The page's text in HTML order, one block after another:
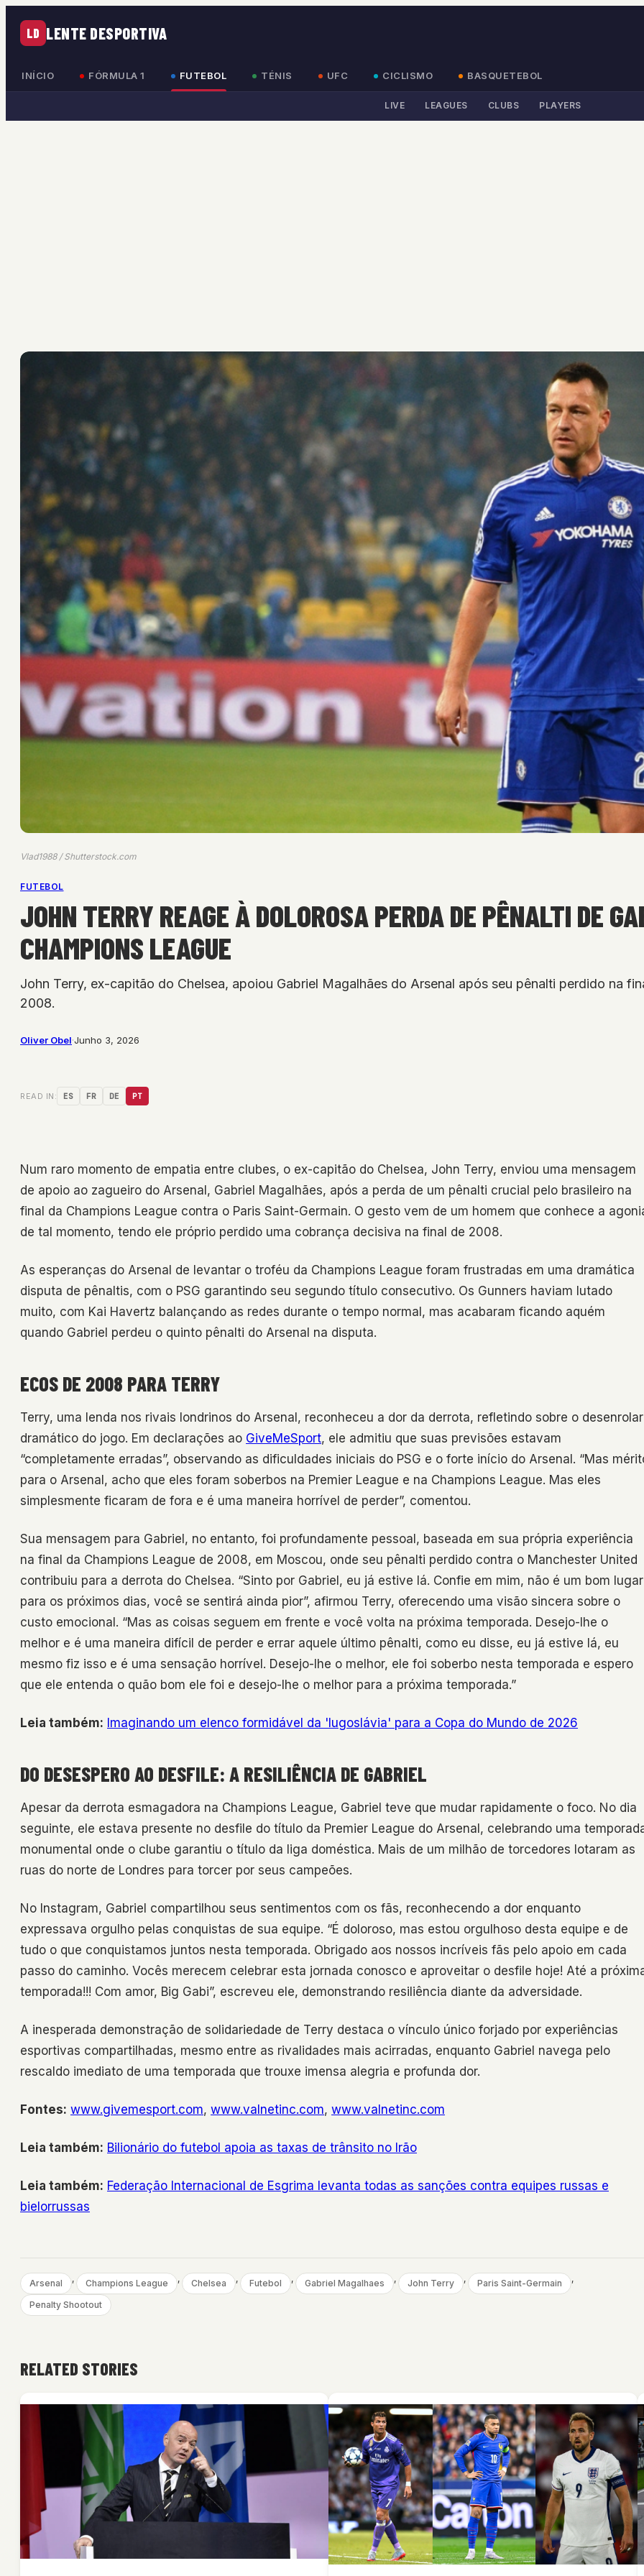
LD LENTE DESPORTIVA
INÍCIO FÓRMULA 1 FUTEBOL TÉNIS UFC CICLISMO BASQUETEBOL
LIVE LEAGUES CLUBS PLAYERS
Vlad1988 / Shutterstock.com
FUTEBOL
JOHN TERRY REAGE À DOLOROSA PERDA DE PÊNALTI DE
CHAMPIONS LEAGUE
John Terry, ex-capitão do Chelsea, apoiou Gabriel Magalhães do Arsenal após seu pênalti perdido na
2008.
Oliver Obel·Junho 3, 2026
READ IN: ES FR DE PT
Num raro momento de empatia entre clubes, o ex-capitão do Chelsea, John Terry, enviou uma mensagem
de apoio ao zagueiro do Arsenal, Gabriel Magalhães, após a perda de um pênalti crucial pelo brasileiro na
final da Champions League contra o Paris Saint-Germain. O gesto vem de um homem que conhece a
de tal momento, tendo ele próprio perdido uma cobrança decisiva na final de 2008.
As esperanças do Arsenal de levantar o troféu da Champions League foram frustradas em uma dramática
disputa de pênaltis, com o PSG garantindo seu segundo título consecutivo. Os Gunners haviam lutado
muito, com Kai Havertz balançando as redes durante o tempo normal, mas acabaram ficando aquém
quando Gabriel perdeu o quinto pênalti do Arsenal na disputa.
ECOS DE 2008 PARA TERRY
Terry, uma lenda nos rivais londrinos do Arsenal, reconheceu a dor da derrota, refletindo sobre o desenrolar
dramático do jogo. Em declarações ao GiveMeSport, ele admitiu que suas previsões estavam
“completamente erradas”, observando as dificuldades iniciais do PSG e o forte início do Arsenal. “Mas
para o Arsenal, acho que eles foram soberbos na Premier League e na Champions League. Mas eles
simplesmente ficaram de fora e é uma maneira horrível de perder”, comentou.
Sua mensagem para Gabriel, no entanto, foi profundamente pessoal, baseada em sua própria experiência
na final da Champions League de 2008, em Moscou, onde seu pênalti perdido contra o Manchester United
contribuiu para a derrota do Chelsea. “Sinto por Gabriel, eu já estive lá. Confie em mim, não é um bom lugar
para os próximos dias, você se sentirá ainda pior”, afirmou Terry, oferecendo uma visão sincera sobre o
custo emocional. “Mas as coisas seguem em frente e você volta na próxima temporada. Desejo-lhe o
melhor e é uma maneira difícil de perder e errar aquele último pênalti, como eu disse, eu já estive lá, eu
mesmo fiz isso e é uma sensação horrível. Desejo-lhe o melhor, ele foi soberbo nesta temporada e espero
que ele entenda o quão bom ele foi e desejo-lhe o melhor para a próxima temporada.”
Leia também: Imaginando um elenco formidável da 'Iugoslávia' para a Copa do Mundo de 2026
DO DESESPERO AO DESFILE: A RESILIÊNCIA DE GABRIEL
Apesar da derrota esmagadora na Champions League, Gabriel teve que mudar rapidamente o foco. No dia
seguinte, ele estava presente no desfile do título da Premier League do Arsenal, celebrando uma
monumental onde o clube garantiu o título da liga doméstica. Mais de um milhão de torcedores lotaram as
ruas do norte de Londres para torcer por seus campeões.
No Instagram, Gabriel compartilhou seus sentimentos com os fãs, reconhecendo a dor enquanto
expressava orgulho pelas conquistas de sua equipe. “É doloroso, mas estou orgulhoso desta equipe e de
tudo o que conquistamos juntos nesta temporada. Obrigado aos nossos incríveis fãs pelo apoio em cada
passo do caminho. Vocês merecem celebrar esta jornada conosco e aproveitar o desfile hoje! Até a
temporada!!! Com amor, Big Gabi”, escreveu ele, demonstrando resiliência diante da adversidade.
A inesperada demonstração de solidariedade de Terry destaca o vínculo único forjado por experiências
esportivas compartilhadas, mesmo entre as rivalidades mais acirradas, enquanto Gabriel navega pelo
rescaldo imediato de uma temporada que trouxe imensa alegria e profunda dor.
Fontes: www.givemesport.com, www.valnetinc.com, www.valnetinc.com
Leia também: Bilionário do futebol apoia as taxas de trânsito no Irão
Leia também: Federação Internacional de Esgrima levanta todas as sanções contra equipes russas e
bielorrussas
Arsenal , Champions League , Chelsea , Futebol , Gabriel Magalhaes , John Terry , Paris Saint-Germain ,
Penalty Shootout
RELATED STORIES